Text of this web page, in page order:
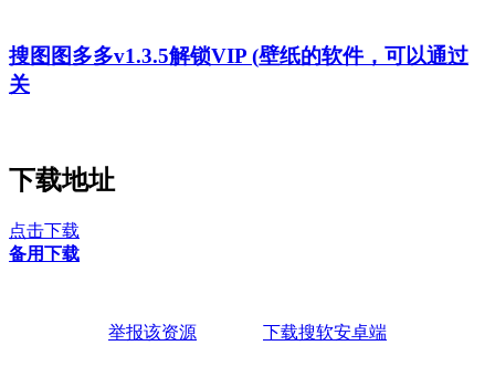
搜图图多多v1.3.5解锁VIP (壁纸的软件，可以通过
关
下载地址
点击下载
备用下载
举报该资源 下载搜软安卓端